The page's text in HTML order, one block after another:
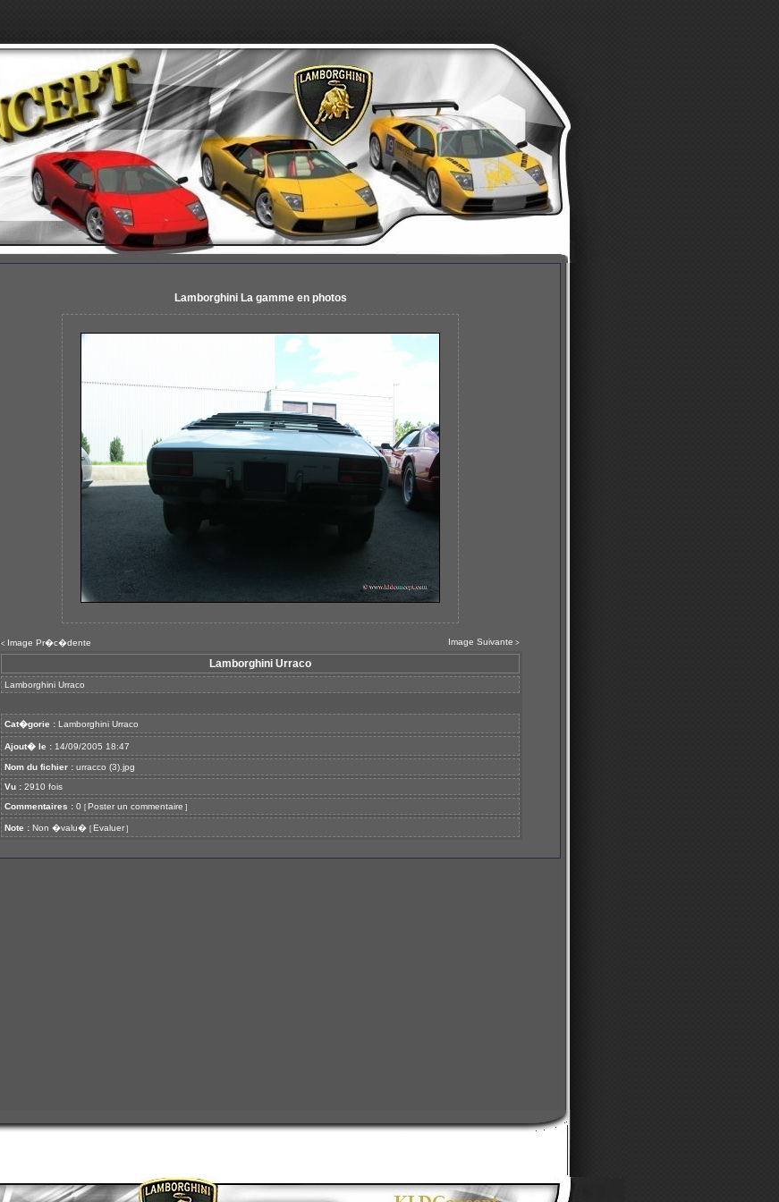
Lamborghini La gamme en photos
< Image Pr�c�dente Image Suivante >
Lamborghini Urraco
Lamborghini Urraco
Cat�gorie : Lamborghini Urraco
Ajout� le : 14/09/2005 18:47
Nom du fichier : urracco (3).jpg
Vu : 2910 fois
Commentaires : 0 [ Poster un commentaire ]
Note : Non �valu� [ Evaluer ]